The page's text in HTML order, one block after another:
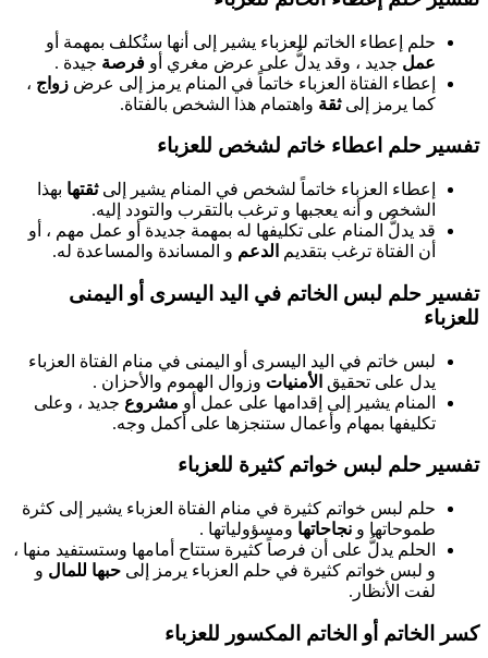
حلم إعطاء الخاتم للعزباء يشير إلى أنها ستُكلف بمهمة أو
عمل جديد ، وقد يدلُّ على عرض مغري أو فرصة جيدة .
إعطاء الفتاة العزباء خاتماً في المنام يرمز إلى عرض زواج ،
كما يرمز إلىثقة واهتمام هذا الشخص بالفتاة.
تفسير حلم اعطاء خاتم لشخص للعزباء
إعطاء العزباء خاتماً لشخص في المنام يشير إلىثقتها بهذا
الشخص و أنه يعجبها و ترغب بالتقرب والتودد إليه.
قد يدلُّ المنام على تكليفها له بمهمة جديدة أو عمل مهم ، أو
أن الفتاة ترغب بتقديم
الدعم و المساندة والمساعدة له.
تفسير حلم لبس الخاتم في اليد اليسرى أو اليمنى
للعزباء
لبس خاتم في اليد اليسرى أو اليمنى في منام الفتاة العزباء
يدل على تحقيق الأمنيات وزوال الهموم والأحزان .
المنام يشير إلى إقدامها على عمل أو مشروع جديد ، وعلى
تكليفها بمهام وأعمال ستنجزها على أكمل وجه.
تفسير حلم لبس خواتم كثيرة للعزباء
حلم لبس خواتم كثيرة في منام الفتاة العزباء يشير إلى كثرة
طموحاتها و نجاحاتها ومسؤولياتها .
الحلم يدلُّ على أن فرصاً كثيرة ستتاح أمامها وستستفيد منها ،
و لبس خواتم كثيرة في حلم العزباء يرمز إلى حبها للمال و
لفت الأنظار.
كسر الخاتم أو الخاتم المكسور للعزباء